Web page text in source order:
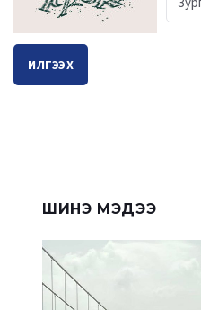
ИЛГЭЭХ
ШИНЭ МЭДЭЭ